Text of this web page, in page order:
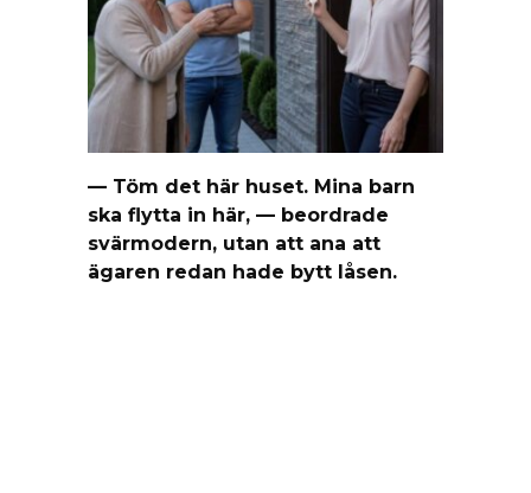
— Töm det här huset. Mina barn
ska flytta in här, — beordrade
svärmodern, utan att ana att
ägaren redan hade bytt låsen.